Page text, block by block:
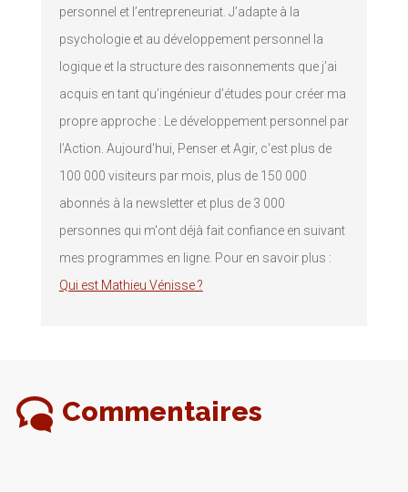
personnel et l’entrepreneuriat. J’adapte à la
psychologie et au développement personnel la
logique et la structure des raisonnements que j’ai
acquis en tant qu’ingénieur d’études pour créer ma
propre approche : Le développement personnel par
l’Action. Aujourd'hui, Penser et Agir, c'est plus de
100 000 visiteurs par mois, plus de 150 000
abonnés à la newsletter et plus de 3 000
personnes qui m'ont déjà fait confiance en suivant
mes programmes en ligne. Pour en savoir plus :
Qui est Mathieu Vénisse ?
Commentaires